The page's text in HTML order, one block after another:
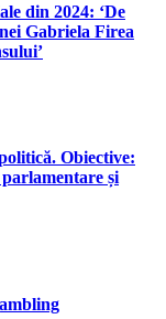
din 2024: ‘De
Gabriela Firea
Obiective:
și